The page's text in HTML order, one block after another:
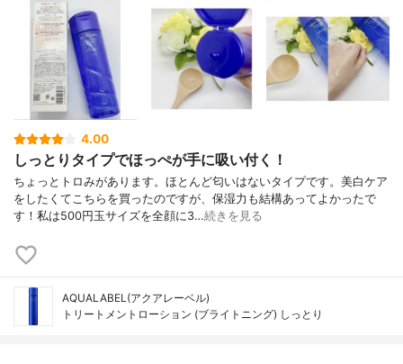
4.00
しっとりタイプでほっぺが手に吸い付く！
ちょっとトロみがあります。ほとんど匂いはないタイプです。美白ケア
をしたくてこちらを買ったのですが、保湿力も結構あってよかったで
す！私は500円玉サイズを全顔に3…続きを見る
AQUALABEL(アクアレーベル)
トリートメントローション (ブライトニング) しっとり